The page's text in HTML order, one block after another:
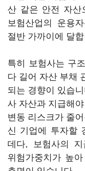
산 같은 안전 자산
보험산업의 운용
절반 가까이에 달
특히 보험사는 구
다 길어 자산 부채
되는 경향이 있습
사 자산과 지급해
변동 리스크가 줄
신 기업에 투자할
데다, 보험사의
위험가중치가 높